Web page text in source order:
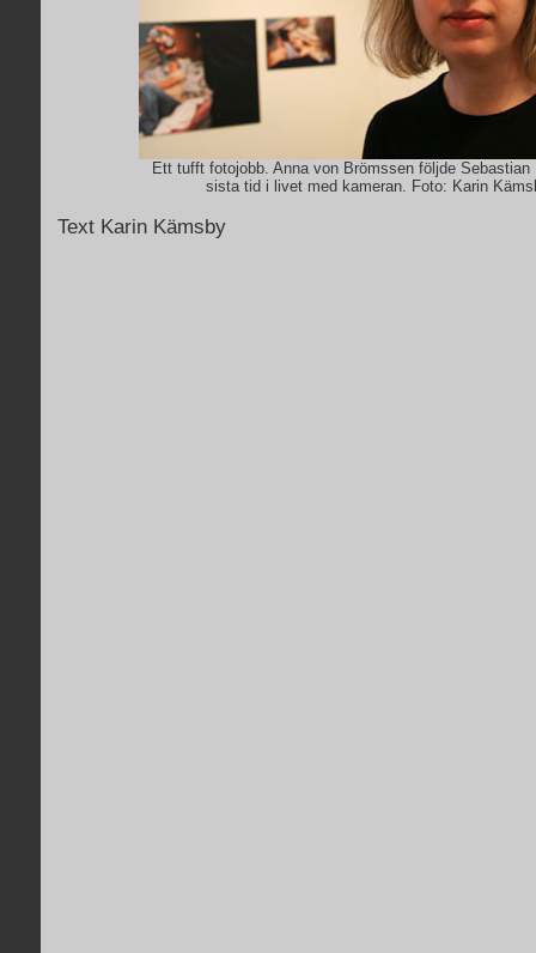
Ett tufft fotojobb. Anna von Brömssen följde Sebastian
sista tid i livet med kameran. Foto: Karin
Text Karin Kämsby